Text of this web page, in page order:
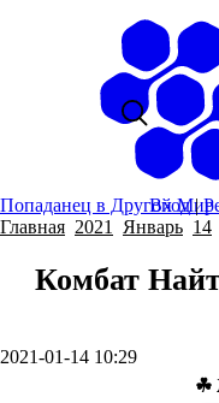
Попаданец в Другой Мир
Вход|
Главная 2021 Январь 14
Комбат
2021-01-14 10:29
☘